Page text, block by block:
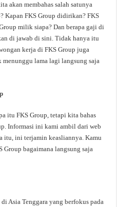
akan membahas salah satunya
Kapan FKS Group didirikan? FKS
milik siapa? Dan berapa gaji di
di jawab di sini. Tidak hanya itu
kerja di FKS Group juga
lama lagi langsung saja
itu FKS Group, tetapi kita bahas
Informasi ini kami ambil dari web
itu, ini terjamin keasliannya. Kamu
Group bagaimana langsung saja
Asia Tenggara yang berfokus pada